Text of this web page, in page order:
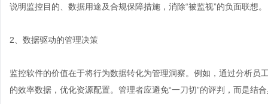
说明监控目的、数据用途及合规保障措施，消除“被监视”的负面联想。
2、数据驱动的管理决策
监控软件的价值在于将行为数据转化为管理洞察。例如，通过分析
的效率数据，优化资源配置。管理者应避免“一刀切”的评判，而是结